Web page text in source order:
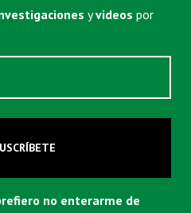
Donaciones
SUSCRIBIRSE
m
i
Marroquín|CC: BY-NC-
yvideos por
no enterarme de